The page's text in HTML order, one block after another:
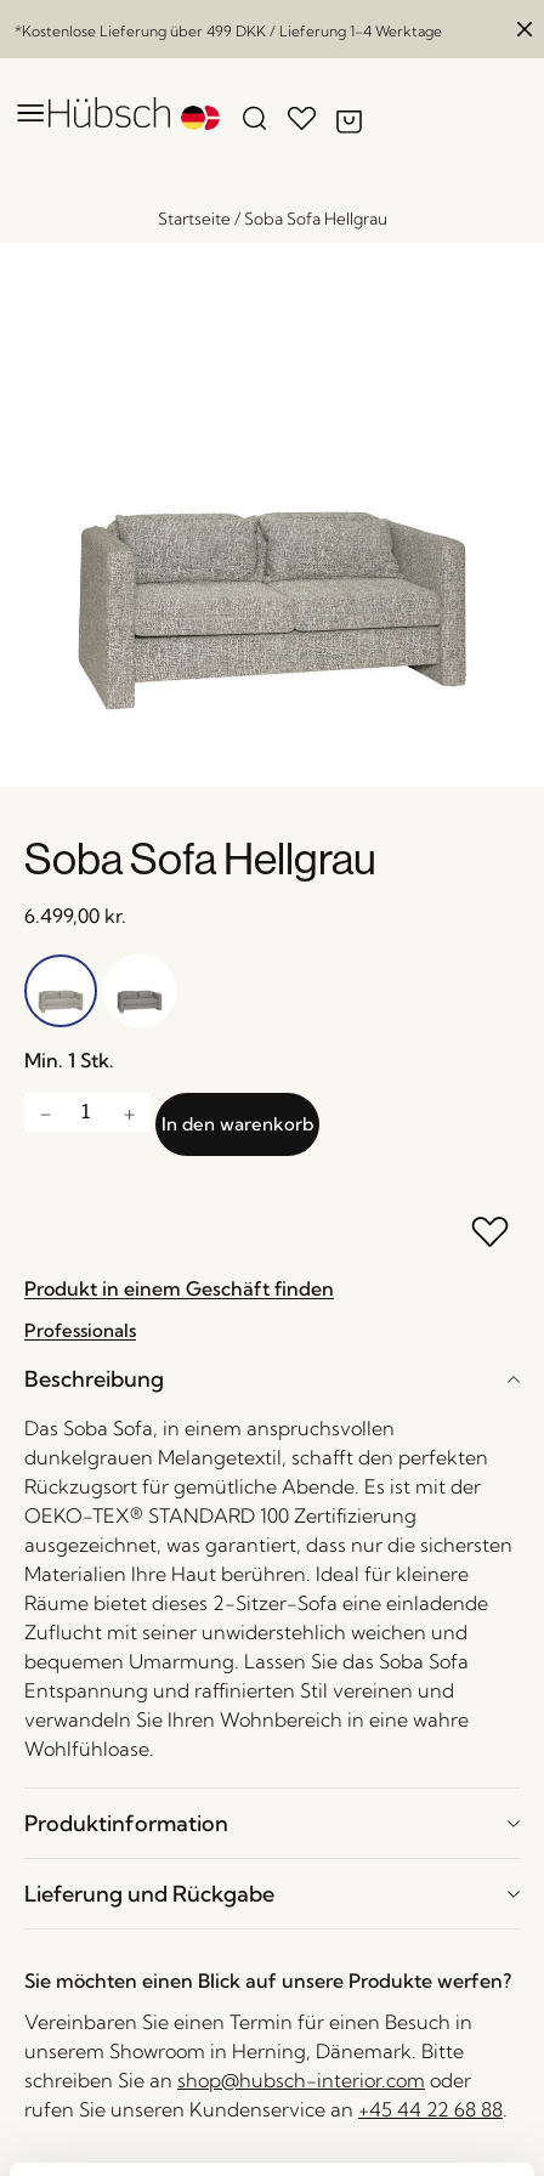
*Kostenlose Lieferung über 499 DKK / Lieferung 1-4 Werktage
Startseite/ Soba Sofa Hellgrau
Soba Sofa Hellgrau
6.499,00 kr.
Min. 1 Stk.
In den warenkorb
Produkt in einem Geschäft finden
Professionals
Beschreibung
Das Soba Sofa, in einem anspruchsvollen
dunkelgrauen Melangetextil, schafft den perfekten
Rückzugsort für gemütliche Abende. Es ist mit der
OEKO-TEX® STANDARD 100 Zertifizierung
ausgezeichnet, was garantiert, dass nur die sichersten
Materialien Ihre Haut berühren. Ideal für kleinere
Räume bietet dieses 2-Sitzer-Sofa eine einladende
Zuflucht mit seiner unwiderstehlich weichen und
bequemen Umarmung. Lassen Sie das Soba Sofa
Entspannung und raffinierten Stil vereinen und
verwandeln Sie Ihren Wohnbereich in eine wahre
Wohlfühloase.
Produktinformation
Lieferung und Rückgabe
Sie möchten einen Blick auf unsere Produkte werfen?
Vereinbaren Sie einen Termin für einen Besuch in
unserem Showroom in Herning, Dänemark. Bitte
schreiben Sie an shop@hubsch-interior.com oder
rufen Sie unseren Kundenservice an +45 44 22 68 88.